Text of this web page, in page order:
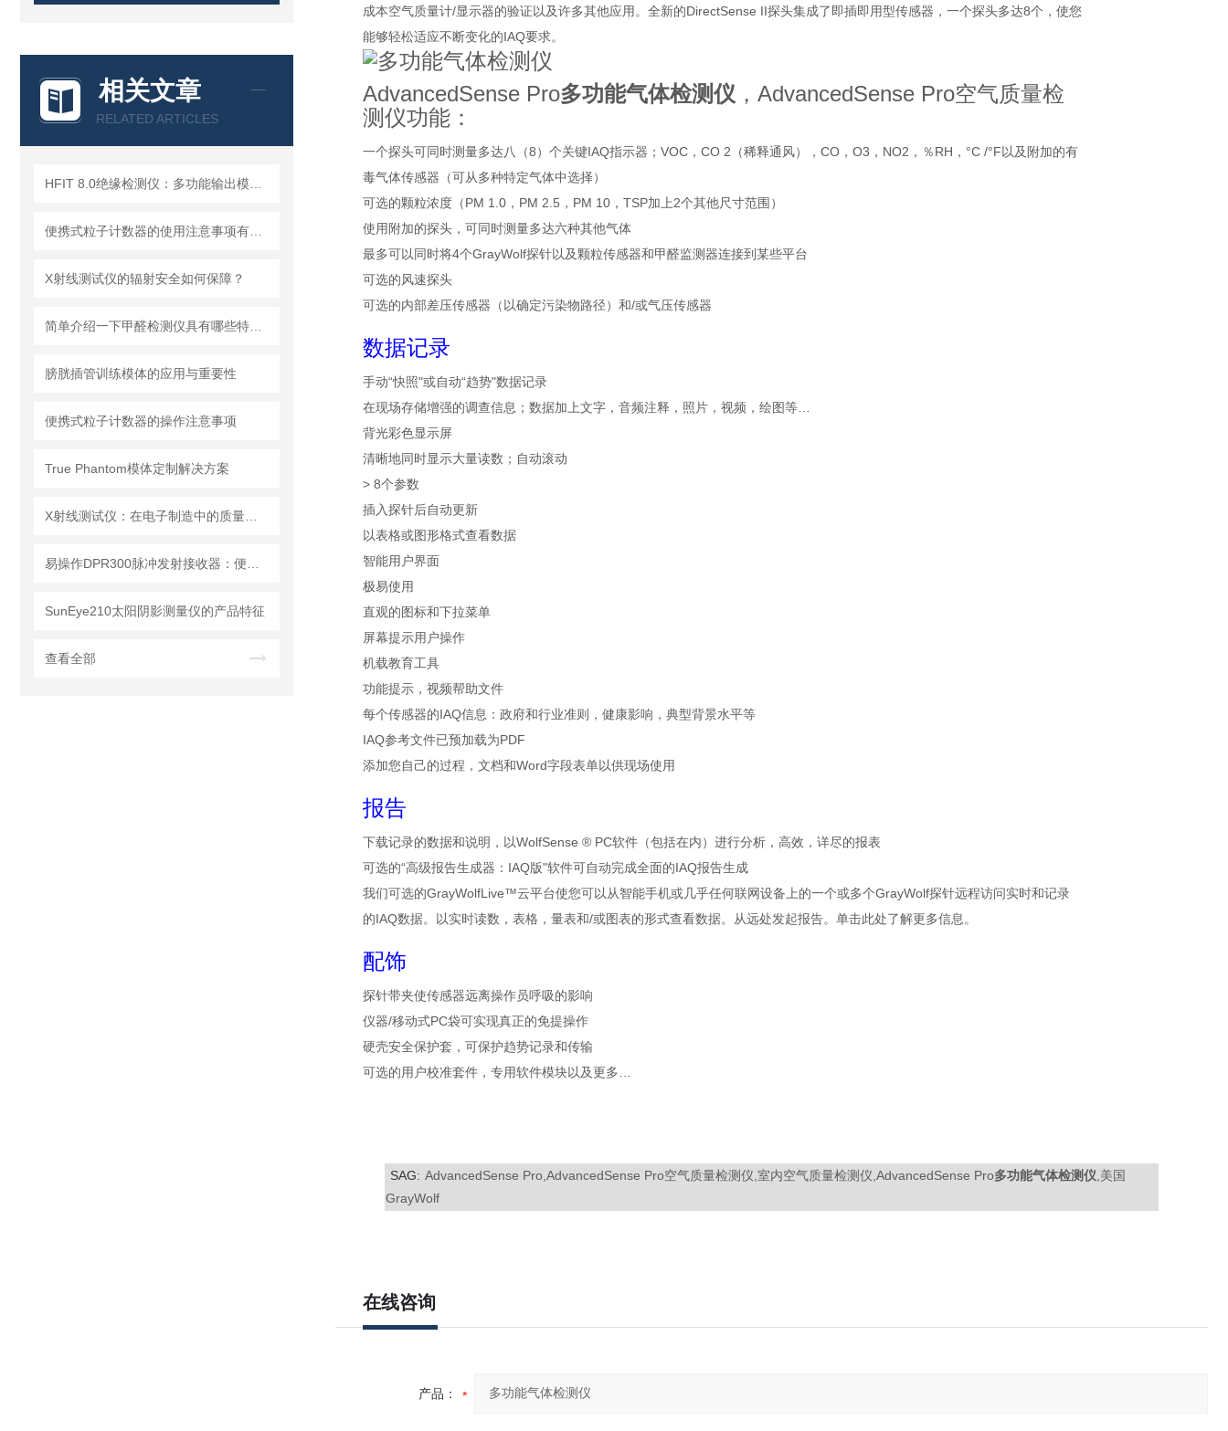
相关文章
RELATED ARTICLES
X射线测试仪的辐射安全如何保障？
膀胱插管训练模体的应用与重要性
便携式粒子计数器的操作注意事项
True Phantom模体定制解决方案
SunEye210太阳阴影测量仪的产品特征
查看全部
成本空气质量计/显示器的验证以及许多其他应用。全新的DirectSense II探头集成了即插即用型传感器，一个探头多达8个，使您
能够轻松适应不断变化的IAQ要求。
AdvancedSense Pro多功能气体检测仪 ，AdvancedSense Pro空气质量检
测仪功能：
一个探头可同时测量多达八（8）个关键IAQ指示器；VOC，CO 2（稀释通风），CO，O3，NO2，％RH，°C /°F以及附加的有
毒气体传感器（可从多种特定气体中选择）
可选的颗粒浓度（PM 1.0，PM 2.5，PM 10，TSP加上2个其他尺寸范围）
使用附加的探头，可同时测量多达六种其他气体
最多可以同时将4个GrayWolf探针以及颗粒传感器和甲醛监测器连接到某些平台
可选的风速探头
可选的内部差压传感器（以确定污染物路径）和/或气压传感器
数据记录
手动“快照"或自动“趋势"数据记录
在现场存储增强的调查信息；数据加上文字，音频注释，照片，视频，绘图等…
背光彩色显示屏
清晰地同时显示大量读数；自动滚动
> 8个参数
插入探针后自动更新
以表格或图形格式查看数据
智能用户界面
极易使用
直观的图标和下拉菜单
屏幕提示用户操作
机载教育工具
功能提示，视频帮助文件
每个传感器的IAQ信息：政府和行业准则，健康影响，典型背景水平等
IAQ参考文件已预加载为PDF
添加您自己的过程，文档和Word字段表单以供现场使用
报告
下载记录的数据和说明，以WolfSense ® PC软件（包括在内）进行分析，高效，详尽的报表
可选的“高级报告生成器：IAQ版"软件可自动完成全面的IAQ报告生成
我们可选的GrayWolfLive™云平台使您可以从智能手机或几乎任何联网设备上的一个或多个GrayWolf探针远程访问实时和记录
的IAQ数据。以实时读数，表格，量表和/或图表的形式查看数据。从远处发起报告。单击此处了解更多信息。
配饰
探针带夹使传感器远离操作员呼吸的影响
仪器/移动式PC袋可实现真正的免提操作
硬壳安全保护套，可保护趋势记录和传输
可选的用户校准套件，专用软件模块以及更多…
SAG: AdvancedSense Pro,AdvancedSense Pro空气质量检测仪,室内空气质量检测仪,AdvancedSense Pro多功能气体检测仪 ,美国
GrayWolf
在线咨询
产品：